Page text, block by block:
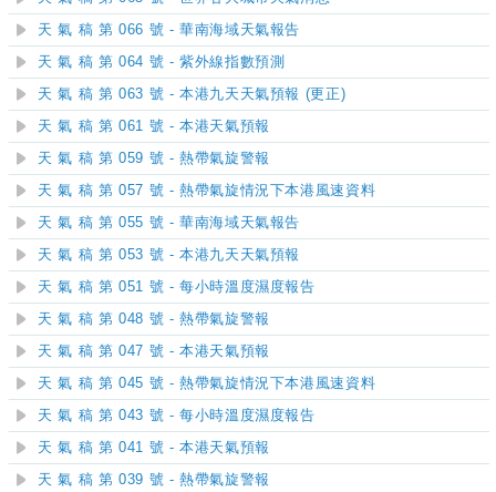
天 氣 稿 第 066 號 - 華南海域天氣報告
天 氣 稿 第 064 號 - 紫外線指數預測
天 氣 稿 第 063 號 - 本港九天天氣預報 (更正)
天 氣 稿 第 061 號 - 本港天氣預報
天 氣 稿 第 059 號 - 熱帶氣旋警報
天 氣 稿 第 057 號 - 熱帶氣旋情況下本港風速資料
天 氣 稿 第 055 號 - 華南海域天氣報告
天 氣 稿 第 053 號 - 本港九天天氣預報
天 氣 稿 第 051 號 - 每小時溫度濕度報告
天 氣 稿 第 048 號 - 熱帶氣旋警報
天 氣 稿 第 047 號 - 本港天氣預報
天 氣 稿 第 045 號 - 熱帶氣旋情況下本港風速資料
天 氣 稿 第 043 號 - 每小時溫度濕度報告
天 氣 稿 第 041 號 - 本港天氣預報
天 氣 稿 第 039 號 - 熱帶氣旋警報